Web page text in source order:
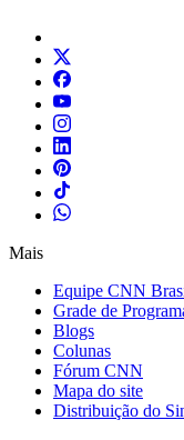
Mais
Equipe CNN
Grade de
Blogs
Colunas
Fórum CNN
Mapa do site
Distribuição do